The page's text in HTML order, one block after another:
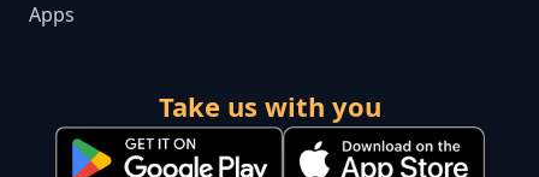
Apps
Take us with you